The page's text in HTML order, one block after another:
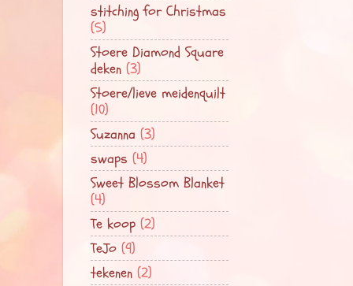
stitching for Christmas
(5)
Stoere Diamond Square
deken (3)
Stoere/lieve meidenquilt
(10)
Suzanna (3)
swaps (4)
Sweet Blossom Blanket
(4)
Te koop (2)
TeJo (9)
tekenen (2)